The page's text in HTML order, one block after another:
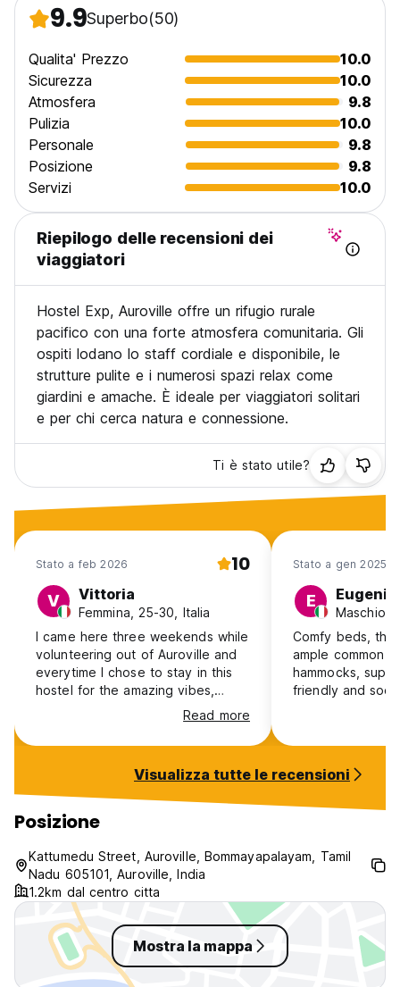
9.9Superbo(50)
Qualita' Prezzo
10.0
Sicurezza
10.0
Atmosfera
9.8
Pulizia
10.0
Personale
9.8
Posizione
9.8
Servizi
10.0
Riepilogo delle recensioni dei
viaggiatori
Hostel Exp, Auroville offre un rifugio rurale
pacifico con una forte atmosfera comunitaria. Gli
ospiti lodano lo staff cordiale e disponibile, le
strutture pulite e i numerosi spazi relax come
giardini e amache. È ideale per viaggiatori solitari
e per chi cerca natura e connessione.
Ti è stato utile?
Stato a feb 2026 10
V Vittoria
Femmina, 25-30, Italia
I came here three weekends while
volunteering out of Auroville and
everytime I chose to stay in this
hostel for the amazing vibes,
location, people and activities.Read more
Stato a gen 2025
E Eugenio
Maschio,
Comfy beds,
ample common
hammocks,
friendly and
Visualizza tutte le recensioni
Posizione
Kattumedu Street, Auroville, Bommayapalayam, Tamil
Nadu 605101, Auroville, India
1.2km dal centro citta
Mostra la mappa